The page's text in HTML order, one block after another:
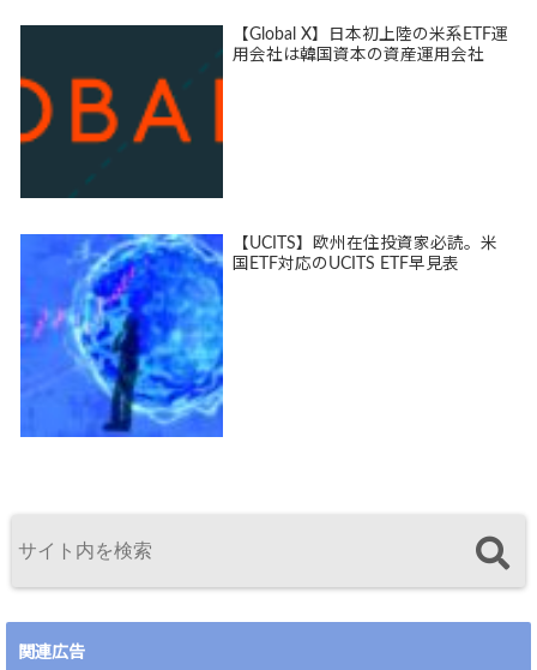
【Global X】日本初上陸の米系ETF運
用会社は韓国資本の資産運用会社
【UCITS】欧州在住投資家必読。米
国ETF対応のUCITS ETF早見表
関連広告